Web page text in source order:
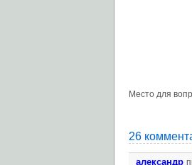
Место для
26
александр